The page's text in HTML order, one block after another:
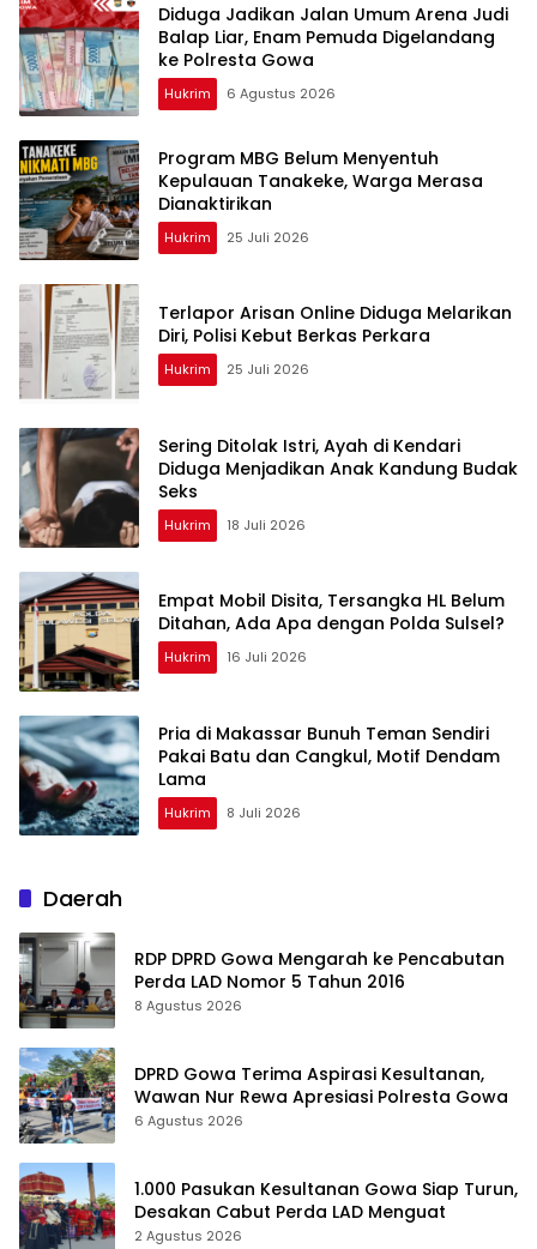
Diduga Jadikan Jalan Umum Arena Judi
Balap Liar, Enam Pemuda Digelandang
ke Polresta Gowa
Hukrim 6 Agustus 2026
Program MBG Belum Menyentuh
Kepulauan Tanakeke, Warga Merasa
Dianaktirikan
Hukrim 25 Juli 2026
Terlapor Arisan Online Diduga Melarikan
Diri, Polisi Kebut Berkas Perkara
Hukrim 25 Juli 2026
Sering Ditolak Istri, Ayah di Kendari
Diduga Menjadikan Anak Kandung Budak
Seks
Hukrim 18 Juli 2026
Empat Mobil Disita, Tersangka HL Belum
Ditahan, Ada Apa dengan Polda Sulsel?
Hukrim 16 Juli 2026
Pria di Makassar Bunuh Teman Sendiri
Pakai Batu dan Cangkul, Motif Dendam
Lama
Hukrim 8 Juli 2026
Daerah
RDP DPRD Gowa Mengarah ke Pencabutan
Perda LAD Nomor 5 Tahun 2016
8 Agustus 2026
DPRD Gowa Terima Aspirasi Kesultanan,
Wawan Nur Rewa Apresiasi Polresta Gowa
6 Agustus 2026
1.000 Pasukan Kesultanan Gowa Siap Turun,
Desakan Cabut Perda LAD Menguat
2 Agustus 2026